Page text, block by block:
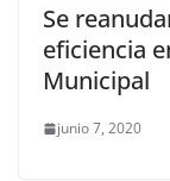
Se
eficiencia
Municipal
junio 7, 2020